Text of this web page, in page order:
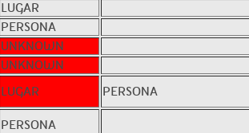
LUGAR
PERSONA
UNKNOWN
UNKNOWN
LUGAR
PERSONA
PERSONA